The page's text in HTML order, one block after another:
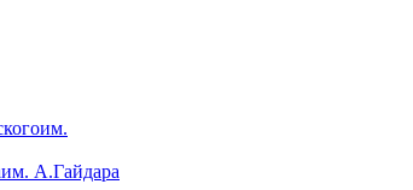
им.
им. А.Гайдара